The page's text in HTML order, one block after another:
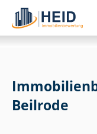
Beilrode